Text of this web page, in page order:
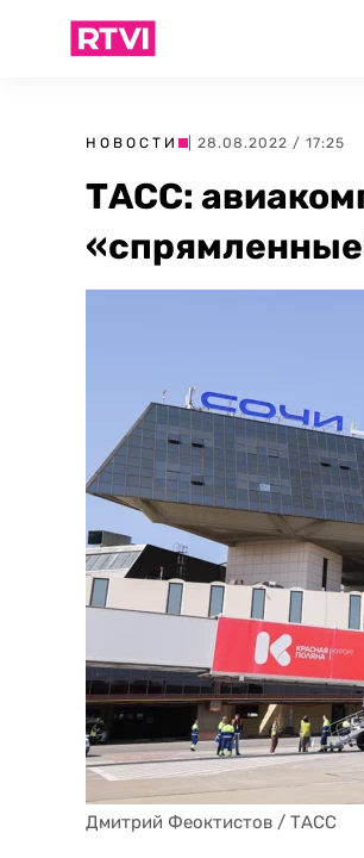
НОВОСТИ | 28.08.2022 / 17:25
ТАСС:
Дмитрий Феоктистов / ТАСС